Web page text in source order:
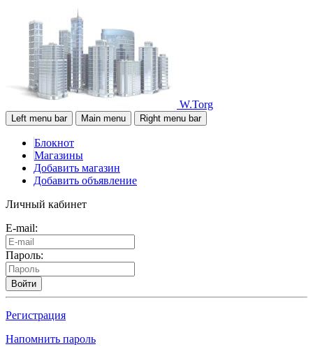
W.Torg
Left menu bar Main menu Right menu bar
Блокнот
Магазины
Добавить магазин
Добавить объявление
Личный кабинет
E-mail:
Пароль:
Войти
Регистрация
Напомнить пароль